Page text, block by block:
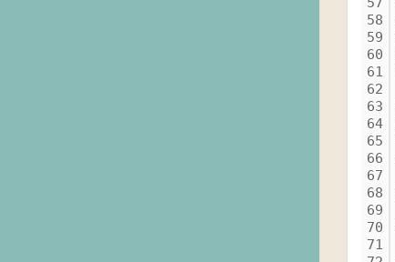
58
59
60
61
62
63
64
65
66
67
68
69
70
71